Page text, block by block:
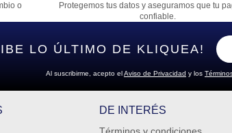
Escribe un comentario
o
Protegemos tus datos y aseguramos que tu
confiable.
LO ÚLTIMO DE KLIQUEA!
Al suscribirme, acepto elAviso de Privacidad y los
DE INTERÉS